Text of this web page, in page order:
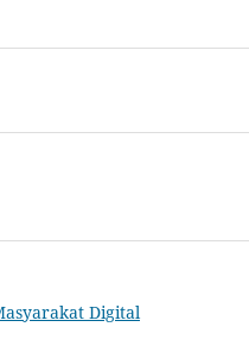
Digital